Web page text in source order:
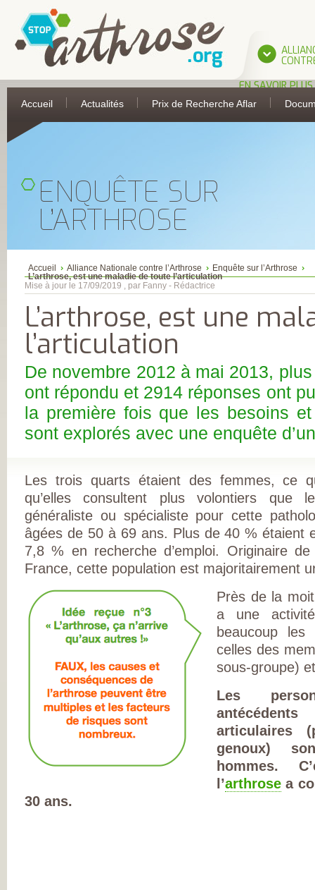
EN SAVOIR PLUS
L’ALLIANCE
UNE INITIATIVE
COMITÉ
D’ÉDUCATION
SOCIALE DE LA
FRANÇAISE
(CESPHARM)
ET DE
RÉADAPTATION
CONSEIL
DES
THERMAUX
FRANCE
RHUMATISMES
CONSEIL
INSTITUT UPSA
LA DOULEUR
ORDRE
DES PÉDICURES-
PODOLOGUES
SOCIÉTÉ
DE MÉDECINE
PHYSIQUE ET DE
RÉADAPTATION
DE CHIRURGIE
SOCIÉTÉ
DE
SYNDICAT
DES MÉDECINS
NOS
CHAINE
DU SOLEIL
LABORATOIRES
EXPANSCIENCE
LABORATOIRES
GENEVRIER
ROTTAPHARM
MADAUS
PLATEFORME E-
SANTÉ SANOIA
Accueil Actualités Prix de Recherche Aflar
ENQUÊTE SUR
L’ARTHROSE
Accueil Alliance Nationale contre l’Arthrose
Enquête sur l’Arthrose
L’arthrose, est une maladie de toute l’articulation
Mise à jour le 17/09/2019 , par Fanny - Rédactrice
L’arthrose, est une
l’articulation
De novembre 2012 à mai 2013,
ont répondu et 2914 réponses ont
la première fois que les besoins
sont explorés avec une enquête
Les trois quarts étaient des femmes, ce
qu’elles consultent plus volontiers que
généraliste ou spécialiste pour cette
âgées de 50 à 69 ans. Plus de 40 % étaient
7,8 % en recherche d’emploi. Originaire
France, cette population est majoritairement
Près de la
a une activité
beaucoup les
celles des
sous-groupe)
Les
articulaires
genoux)
hommes.
l’arthrose a
30 ans.